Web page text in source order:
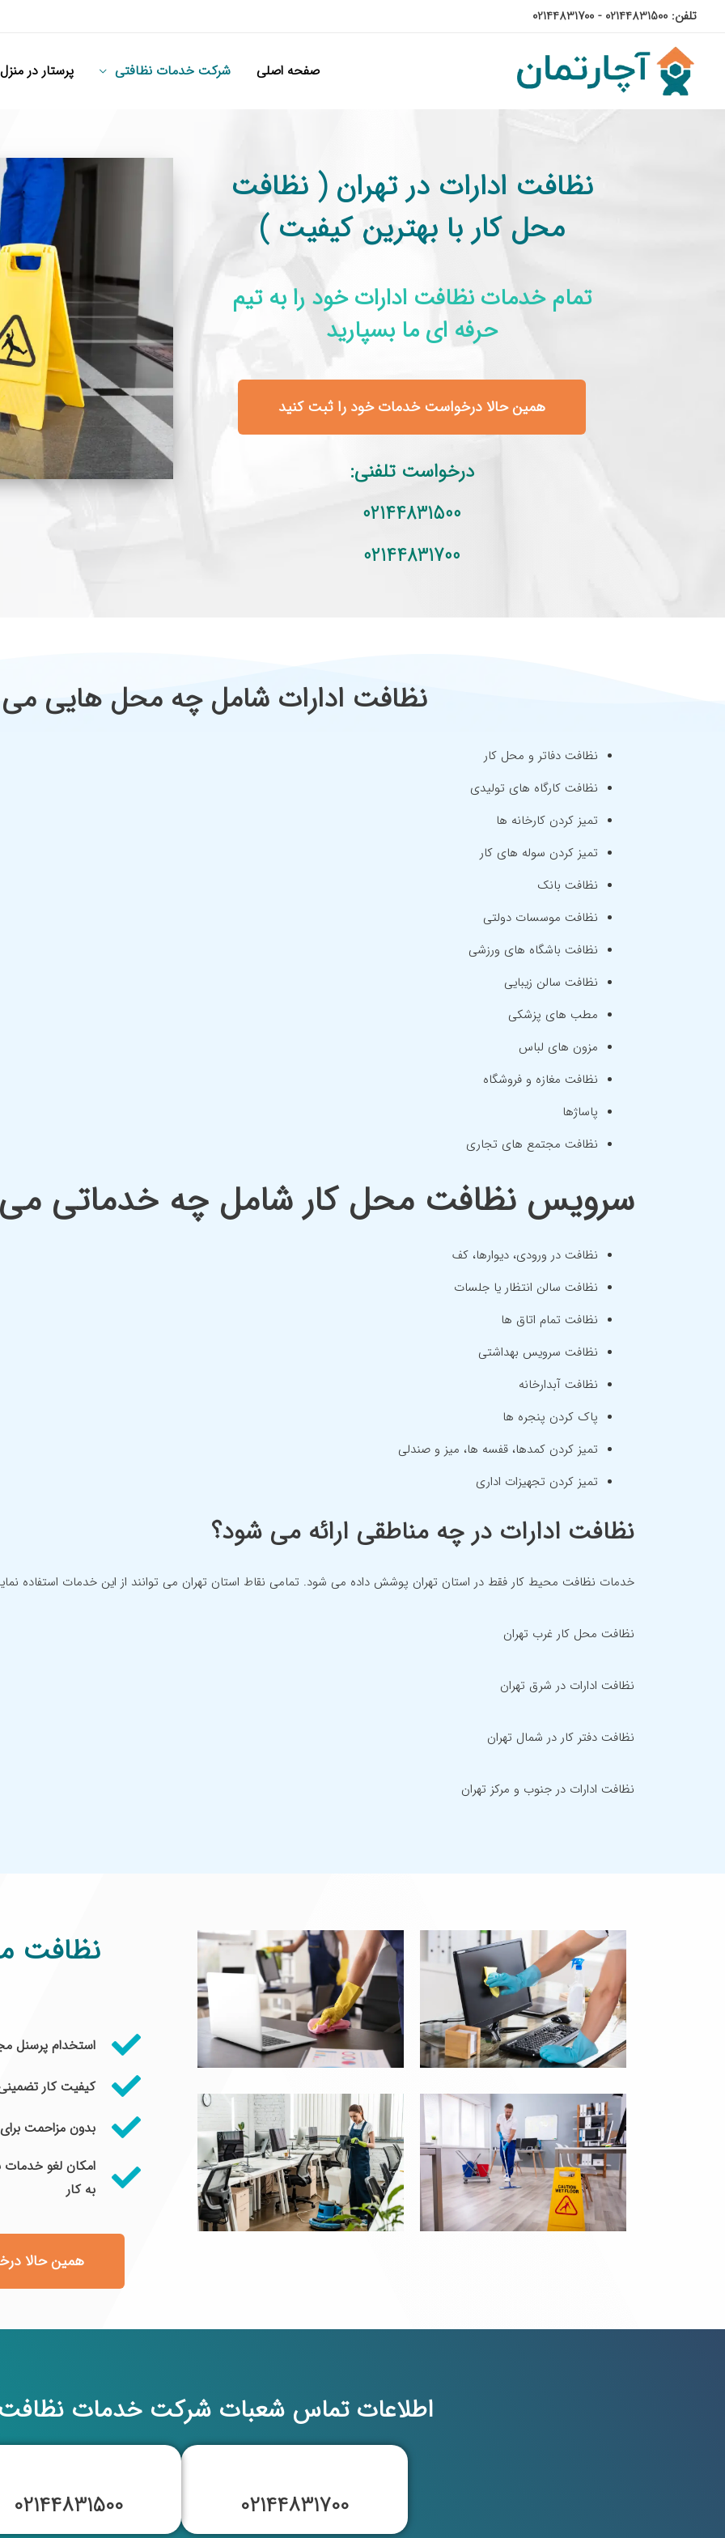
تلفن: 02144831500 - 02144831700
صفحه اصلی شرکت خدمات نظافتی پرستار در منزل
نظافت ادارات در تهران ( نظافت
محل کار با بهترین کیفیت )
تمام خدمات نظافت ادارات خود را به تیم
حرفه ای ما بسپارید
همین حالا درخواست خدمات خود را ثبت کنید
درخواست تلفنی:
02144831500
02144831700
نظافت ادارات شامل چه محل هایی
نظافت دفاتر و محل کار
نظافت کارگاه های تولیدی
تمیز کردن کارخانه ها
تمیز کردن سوله های کار
نظافت بانک
نظافت موسسات دولتی
نظافت باشگاه های ورزشی
نظافت سالن زیبایی
مطب های پزشکی
مزون های لباس
نظافت مغازه و فروشگاه
پاساژها
نظافت مجتمع های تجاری
سرویس نظافت محل کار شامل چه خدماتی
نظافت در ورودی، دیوارها، کف
نظافت سالن انتظار یا جلسات
نظافت تمام اتاق ها
نظافت سرویس بهداشتی
نظافت آبدارخانه
پاک کردن پنجره ها
تمیز کردن کمدها، قفسه ها، میز و صندلی
تمیز کردن تجهیزات اداری
نظافت ادارات در چه مناطقی ارائه می شود؟
خدمات نظافت محیط کار فقط در استان تهران پوشش داده می شود. تمامی نقاط استان تهران می توانند از این خدمات استفاده
نظافت محل کار غرب تهران
نظافت ادارات در شرق تهران
نظافت دفتر کار در شمال تهران
نظافت ادارات در جنوب و مرکز تهران
نظافت
استخدام پرسنل
کیفیت کار
بدون مزاحمت
امکان لغو
به کار
همین حالا
اطلاعات تماس شعبات شرکت خدمات نظافت
02144831700
02144831500